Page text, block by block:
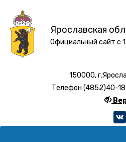
Ярославская
Официальный сайт с
150000,
Телефон (4852)40-